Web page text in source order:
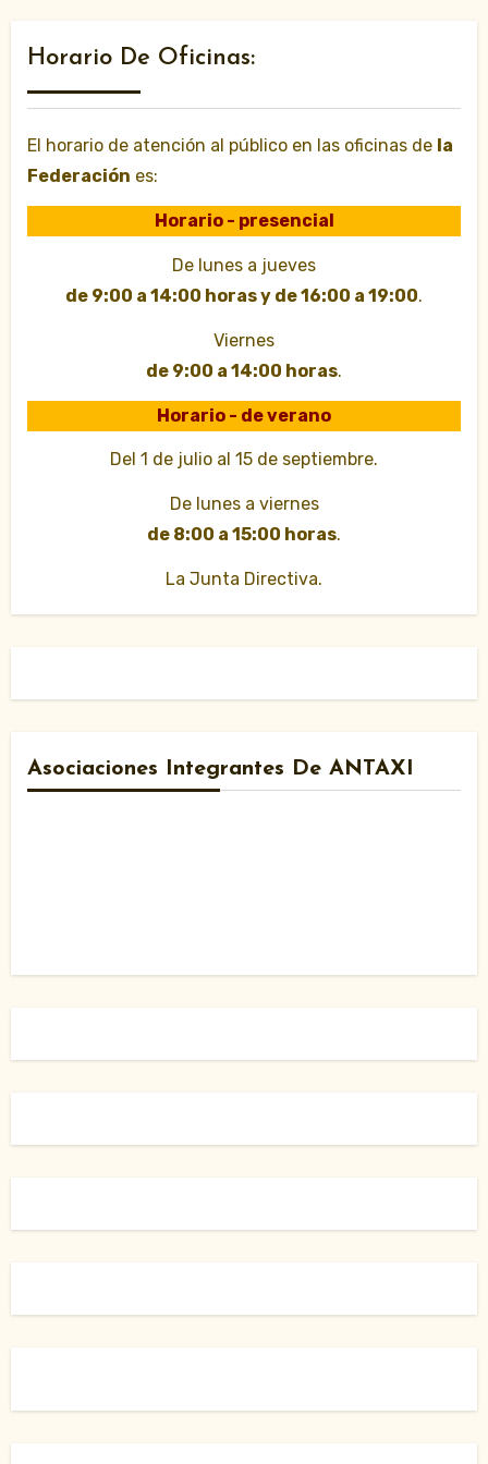
Horario De Oficinas:
El horario de atención al público en las oficinas de la
Federación es:
Horario - presencial
De lunes a jueves
de 9:00 a 14:00 horas y de 16:00 a 19:00.
Viernes
de 9:00 a 14:00 horas.
Horario - de verano
Del 1 de julio al 15 de septiembre.
De lunes a viernes
de 8:00 a 15:00 horas.
La Junta Directiva.
Asociaciones Integrantes De ANTAXI